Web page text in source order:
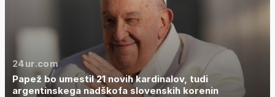
24ur.com
Papež bo umestil 21 novih kardinalov, tudi
argentinskega nadškofa slovenskih korenin